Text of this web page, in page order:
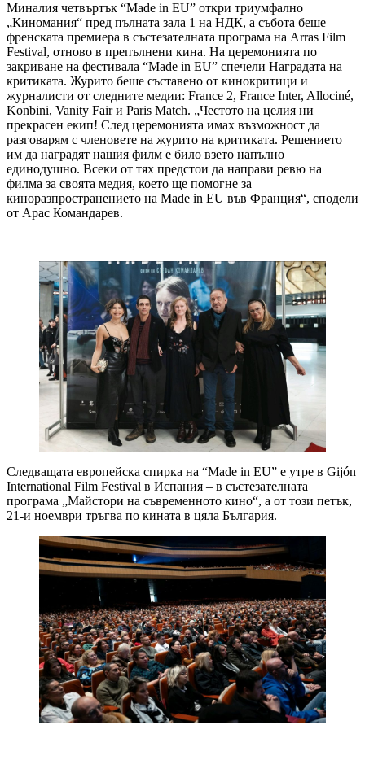
Миналия четвъртък “Made in EU” откри триумфално
„Киномания“ пред пълната зала 1 на НДК, а събота беше
френската премиера в състезателната програма на Arras Film
Festival, отново в препълнени кина. На церемонията по
закриване на фестивала “Made in EU” спечели Наградата на
критиката. Журито беше съставено от кинокритици и
журналисти от следните медии: France 2, France Inter, Allociné,
Konbini, Vanity Fair и Paris Match. „Честото на целия ни
прекрасен екип! След церемонията имах възможност да
разговарям с членовете на журито на критиката. Решението
им да наградят нашия филм е било взето напълно
единодушно. Всеки от тях предстои да направи ревю на
филма за своята медия, което ще помогне за
киноразпространението на Made in EU във Франция“, сподели
от Арас Командарев.
Следващата европейска спирка на “Made in EU” е утре в Gijón
International Film Festival в Испания – в състезателната
програма „Майстори на съвременното кино“, а от този петък,
21-и ноември тръгва по кината в цяла България.